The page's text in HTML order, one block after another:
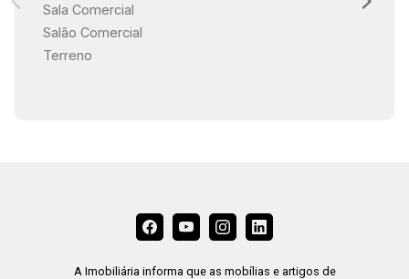
Sala Comercial
Salão Comercial
Terreno
A Imobiliária informa que as mobílias e artigos de